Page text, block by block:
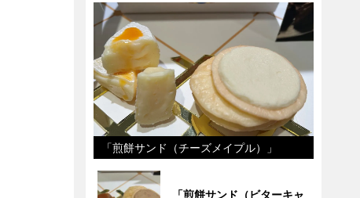
「煎餅サンド（チーズメイプル）」
「煎餅サンド（ビターキャ